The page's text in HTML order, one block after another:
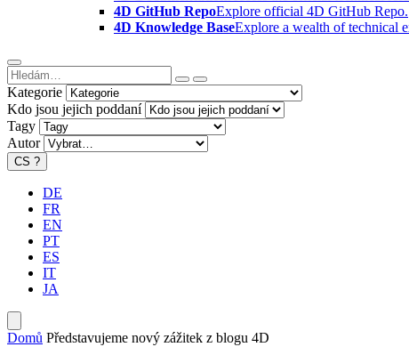
4D GitHub RepoExplore official 4D GitHub Repo.
4D Knowledge BaseExplore a wealth of technical
Kategorie
Kdo jsou jejich poddaní
Tagy
Autor
CS ?
DE
FR
EN
PT
ES
IT
JA
Domů Představujeme nový zážitek z blogu 4D